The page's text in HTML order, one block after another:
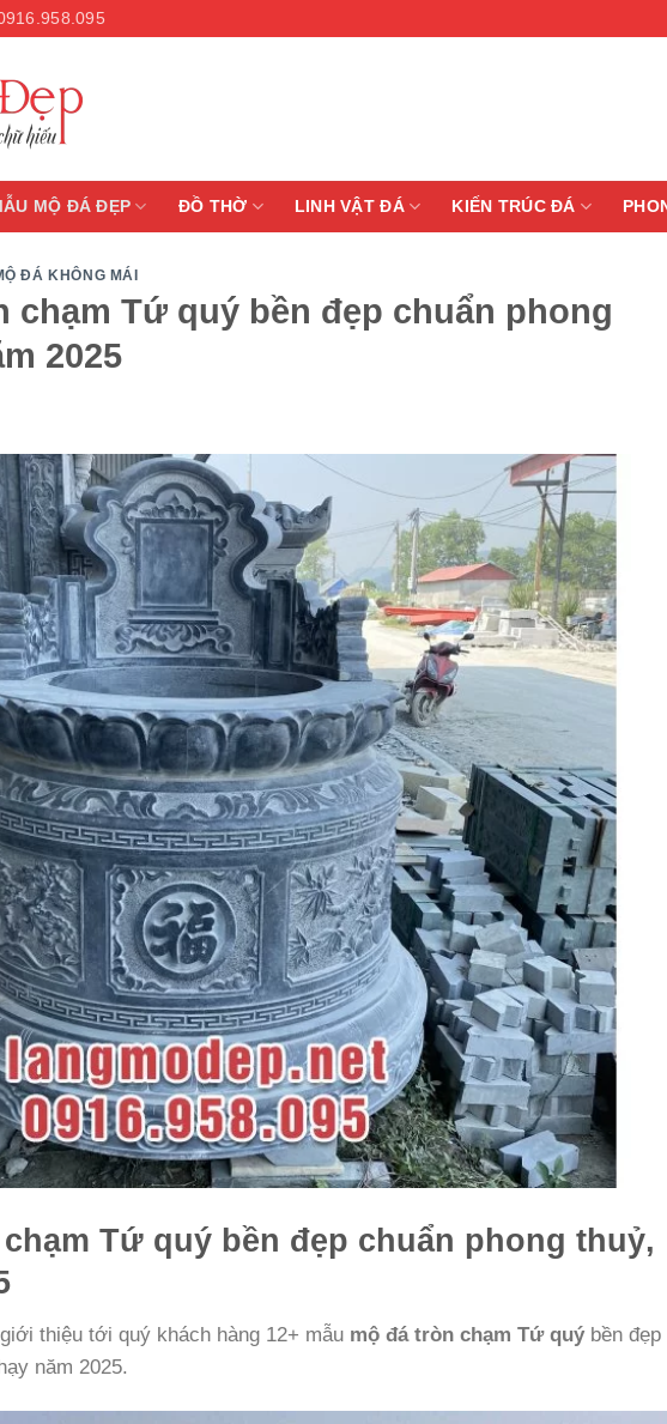
MỘ ĐÁ ĐẸP ĐỒ THỜ LINH VẬT ĐÁ KIẾN TRÚC ĐÁ
ĐÁ KHÔNG MÁI
chạm Tứ quý bền đẹp chuẩn phong
2025
Tứ quý bền đẹp chuẩn phong thuỷ,
thiệu tới quý khách hàng 12+ mẫu mộ đá tròn chạm Tứ quýbền đẹp
năm 2025.